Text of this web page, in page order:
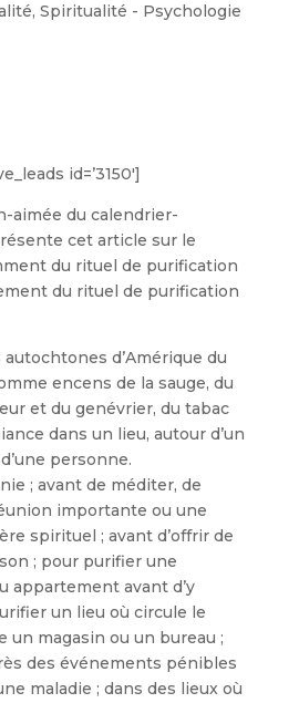
, Spiritualité - Psychologie
id=’3150′]
aimée du calendrier-
cet article sur le
du rituel de purification
du rituel de purification
d’Amérique du
encens de la sauge, du
et du genévrier, du tabac
dans un lieu, autour d’un
personne.
; avant de méditer, de
importante ou une
spirituel ; avant d’offrir de
; pour purifier une
appartement avant d’y
un lieu où circule le
un magasin ou un bureau ;
des événements pénibles
maladie ; dans des lieux où